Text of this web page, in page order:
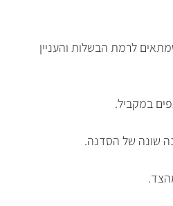
לגיל 17. חשוב לבחור תוכן שמתאים לרמת הבשלות והעניין
במקביל.
שונה של הסדנה.